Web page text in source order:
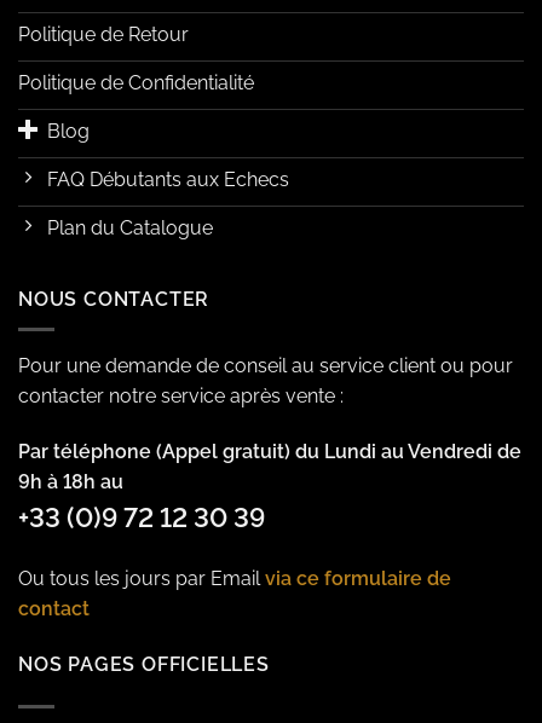
Politique de Retour
Politique de Confidentialité
Blog
FAQ Débutants aux Echecs
Plan du Catalogue
NOUS CONTACTER
Pour une demande de conseil au service client ou pour
contacter notre service après vente :
Par téléphone (Appel gratuit) du Lundi au Vendredi de
9h à 18h au
+33 (0)9 72 12 30 39
Ou tous les jours par Emailvia ce formulaire de
contact
NOS PAGES OFFICIELLES